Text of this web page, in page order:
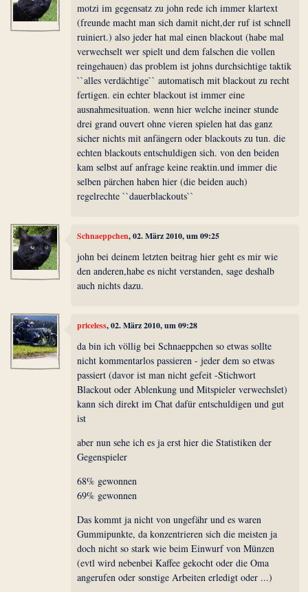
motzi im gegensatz zu john rede ich immer klartext
(freunde macht man sich damit nicht,der ruf ist schnell
ruiniert.) also jeder hat mal einen blackout (habe mal
verwechselt wer spielt und dem falschen die vollen
reingehauen) das problem ist johns durchsichtige taktik
``alles verdächtige`` automatisch mit blackout zu recht
fertigen. ein echter blackout ist immer eine
ausnahmesituation. wenn hier welche ineiner stunde
drei grand ouvert ohne vieren spielen hat das ganz
sicher nichts mit anfängern oder blackouts zu tun. die
echten blackouts entschuldigen sich. von den beiden
kam selbst auf anfrage keine reaktin.und immer die
selben pärchen haben hier (die beiden auch)
regelrechte ``dauerblackouts``
Schnaeppchen, 02. März 2010, um 09:25
john bei deinem letzten beitrag hier geht es mir wie
den anderen,habe es nicht verstanden, sage deshalb
auch nichts dazu.
priceless, 02. März 2010, um 09:28
da bin ich völlig bei Schnaeppchen so etwas sollte
nicht kommentarlos passieren - jeder dem so etwas
passiert (davor ist man nicht gefeit -Stichwort
Blackout oder Ablenkung und Mitspieler verwechslet)
kann sich direkt im Chat dafür entschuldigen und gut
ist
aber nun sehe ich es ja erst hier die Statistiken der
Gegenspieler
68% gewonnen
69% gewonnen
Das kommt ja nicht von ungefähr und es waren
Gummipunkte, da konzentrieren sich die meisten ja
doch nicht so stark wie beim Einwurf von Münzen
(evtl wird nebenbei Kaffee gekocht oder die Oma
angerufen oder sonstige Arbeiten erledigt oder ...)